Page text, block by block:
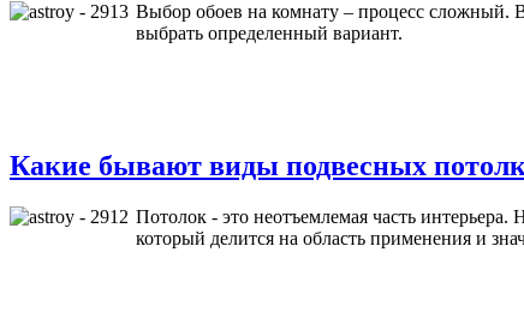
Выбор обоев на комнату – процесс сложный.
выбрать определенный вариант.
Какие бывают виды подвесных
Потолок - это неотъемлемая часть
который делится на область применения и